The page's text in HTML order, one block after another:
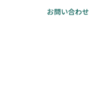
お問い合わせ